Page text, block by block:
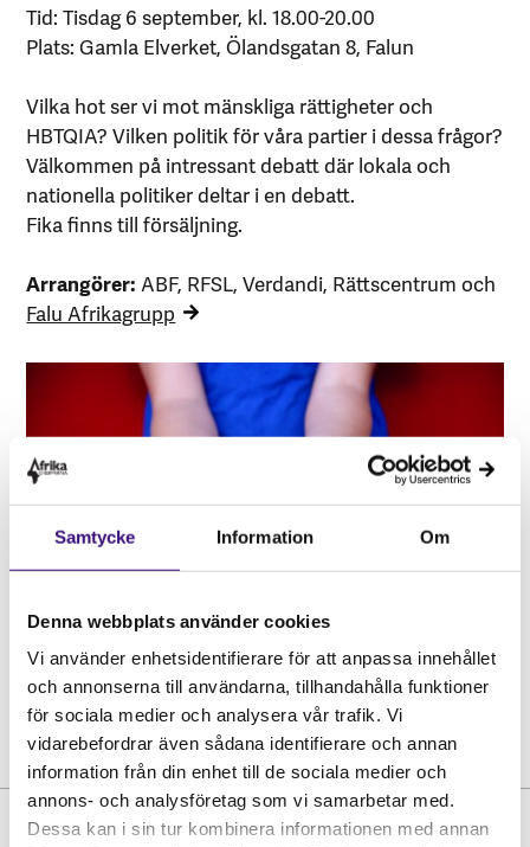
Samtycke Information Om
Denna webbplats använder cookies
Vi använder enhetsidentifierare för att anpassa innehållet
och annonserna till användarna, tillhandahålla funktioner
för sociala medier och analysera vår trafik. Vi
vidarebefordrar även sådana identifierare och annan
information från din enhet till de sociala medier och
annons- och analysföretag som vi samarbetar med.
Dessa kan i sin tur kombinera informationen med annan
Tid: Tisdag 6 september, kl. 18.00-20.00
Plats: Gamla Elverket, Ölandsgatan 8, Falun
Vilka hot ser vi mot mänskliga rättigheter och
HBTQIA? Vilken politik för våra partier i dessa frågor?
Välkommen på intressant debatt där lokala och
nationella politiker deltar i en debatt.
Fika finns till försäljning.
Arrangörer: ABF, RFSL, Verdandi, Rättscentrum och
Falu Afrikagrupp